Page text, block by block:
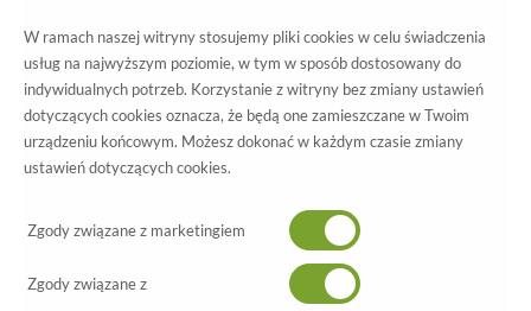
Wszystkie produkty
Baleriny 058 Liry
W ramach naszej witryny stosujemy pliki cookies w celu świadczenia
usług na najwyższym poziomie, w tym w sposób dostosowany do
indywidualnych potrzeb. Korzystanie z witryny bez zmiany ustawień
dotyczących cookies oznacza, że będą one zamieszczane w Twoim
urządzeniu końcowym. Możesz dokonać w każdym czasie zmiany
ustawień dotyczących cookies.
Zgody związane z marketingiem
Zgody związane z